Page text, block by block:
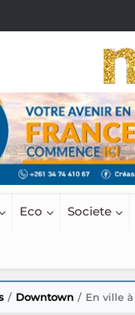
Eco Societe
Downtown En ville